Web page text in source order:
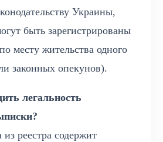
Украины,
быть зарегистрированы
месту жительства одного
законных опекунов).
легальность
реестра содержит